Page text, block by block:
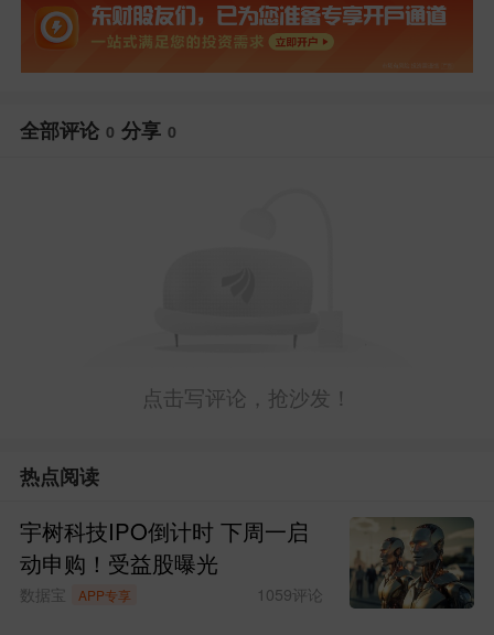
全部评论 0 分享 0
点击写评论，抢沙发！
热点阅读
宇树科技IPO倒计时 下周一启
动申购！受益股曝光
数据宝 APP专享 1059评论